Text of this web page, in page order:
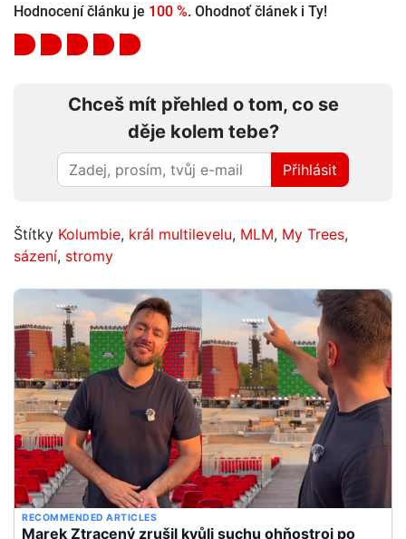
Hodnocení článku je 100 %. Ohodnoť článek i Ty!
Chceš mít přehled o tom, co se
děje kolem tebe?
Přihlásit
Štítky Kolumbie, král multilevelu, MLM, My Trees,
sázení, stromy